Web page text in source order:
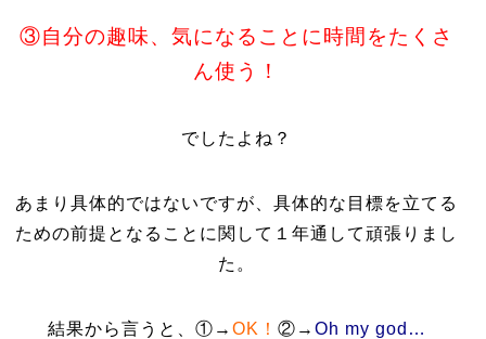
③自分の趣味、気になることに時間をたくさ
ん使う！
でしたよね？
あまり具体的ではないですが、具体的な目標を立てる
ための前提となることに関して１年通して頑張りまし
た。
結果から言うと、①→ OK！ ②→ Oh my god…